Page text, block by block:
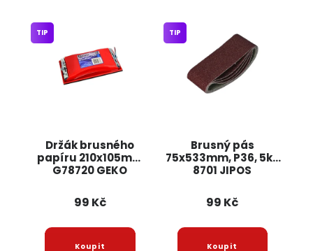
Držák brusného
papíru 210x105mm
G78720 GEKO
TIP
99 Kč
Brusný pás
75x533mm, P36, 5ks
8701 JIPOS
TIP
99 Kč